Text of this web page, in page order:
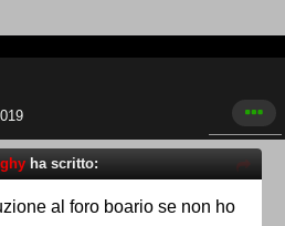
ha scritto:
al foro boario se non ho